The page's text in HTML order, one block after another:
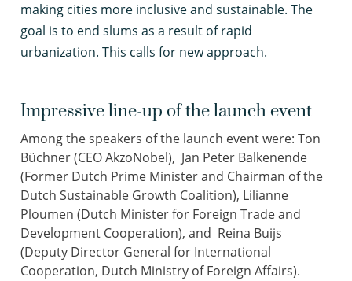
making cities more inclusive and sustainable. The
goal is to end slums as a result of rapid
urbanization. This calls for new approach.
Impressive line-up of the launch event
Among the speakers of the launch event were: Ton
Büchner (CEO AkzoNobel), Jan Peter Balkenende
(Former Dutch Prime Minister and Chairman of the
Dutch Sustainable Growth Coalition), Lilianne
Ploumen (Dutch Minister for Foreign Trade and
Development Cooperation), and Reina Buijs
(Deputy Director General for International
Cooperation, Dutch Ministry of Foreign Affairs).